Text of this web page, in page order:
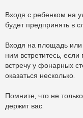
Входя с ребенком на
будет предпринять в
Входя на площадь или
ним встретитесь,
встречу у фонарных
оказаться несколько.
Помните, что не
держит вас.